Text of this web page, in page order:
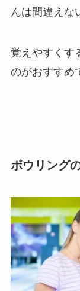
んは間違えな
覚えやすくす
のがおすすめ
ボウリング